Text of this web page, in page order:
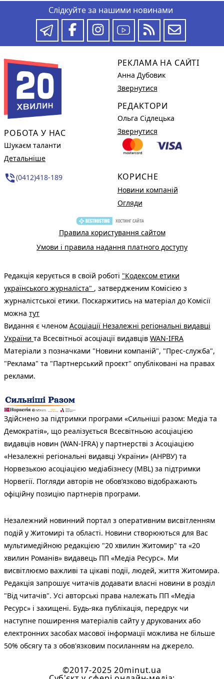
Слідкуйте за нашими новинами
РОБОТА У НАС
Шукаєм таланти
Детальніше
phone_in_talk(0412)418-189
РЕКЛАМА НА САЙТІ
Анна Дубовик
Звернутися
РЕДАКТОРИ
Ольга Сідлецька
Звернутися
КОРИСНЕ
Новини компаній
Огляди
Правила користування сайтом
Умови і правила надання платного доступу
Редакція керується в своїй роботі "Кодексом етики
українського журналіста" , затвердженим Комісією з
журналістської етики. Поскаржитись на матеріал до Комісії
можна тут
Видання є членом Асоціації Незалежні регіональні видавці
України та Всесвітньої асоціації видавців WAN-IFRA
Матеріали з позначками "Новини компаній", "Прес-служба",
"Реклама" та "Партнерський проєкт" опубліковані на правах
реклами.
Здійснено за підтримки програми «Сильніші разом: Медіа та
Демократія», що реалізується Всесвітньою асоціацією
видавців новин (WAN-IFRA) у партнерстві з Асоціацією
«Незалежні регіональні видавці України» (АНРВУ) та
Норвезькою асоціацією медіабізнесу (MBL) за підтримки
Норвегії. Погляди авторів не обов’язково відображають
офіційну позицію партнерів програми.
Незалежний новинний портал з оперативним висвітленням
подій у Житомирі та області. Новини створюються для Вас
мультимедійною редакцією "20 хвилин Житомир" та «20
хвилин Романів» видавець ПП «Медіа Ресурс». Ми
висвітлюємо важливі та цікаві події, людей, життя Житомира.
Редакція запрошує читачів додавати власні новини в розділ
"Від читачів". Усі авторські права належать ПП «Медіа
Ресурс» і захищені. Будь-яка публiкацiя, передрук чи
наступне поширення матеріалів сайту у друкованих або
електронних засобах масової інформації можлива не більше
50% обсягу та з обов'язковим посиланням на джерело.
©2017-2025 20minut.ua